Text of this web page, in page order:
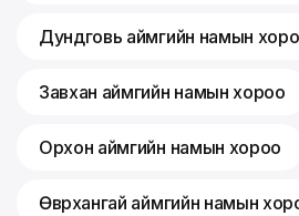
Дундговь аймгийн намын
Завхан аймгийн намын хороо
Орхон аймгийн намын хороо
Өвөрхангай аймгийн намын